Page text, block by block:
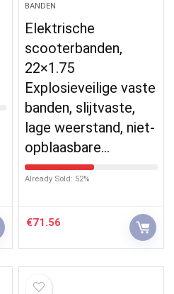
BANDEN
Elektrische
scooterbanden,
22×1.75
Explosieveilige vaste
banden, slijtvaste,
lage weerstand, niet-
opblaasbare…
Already Sold: 52%
€71.56